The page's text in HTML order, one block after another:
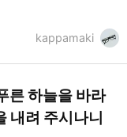
kappamaki
른 하늘을 바라
내려 주시나니